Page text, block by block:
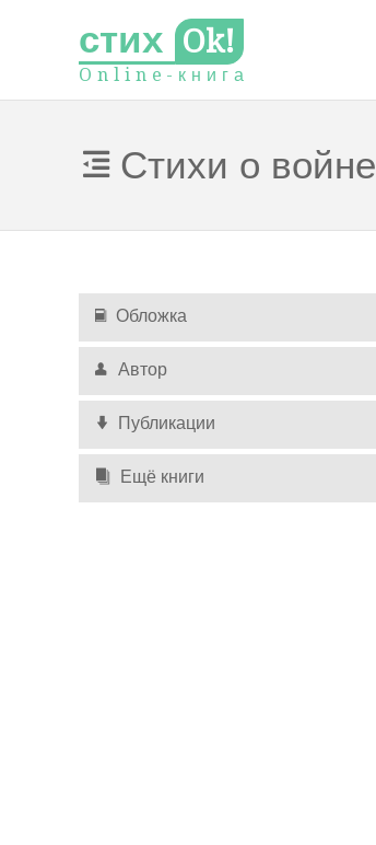
стих Ok!
O n l i n e - к н и г а
Стихи о войне
Обложка
Автор
Публикации
Ещё книги